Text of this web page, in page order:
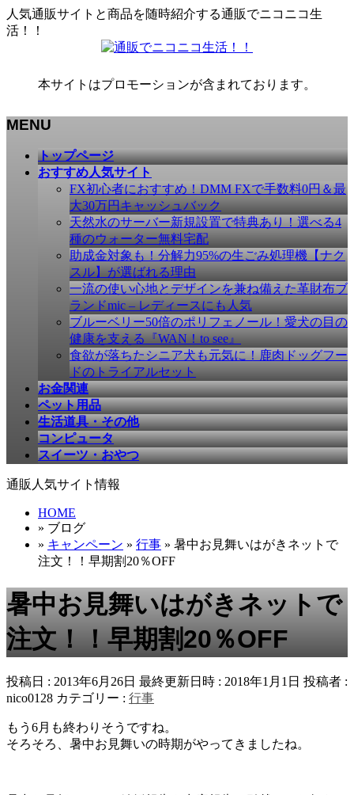
人気通販サイトと商品を随時紹介する通販でニコニコ生
活！！
本サイトはプロモーションが含まれております。
MENU
トップページ
おすすめ人気サイト
FX初心者におすすめ！DMM FXで手数料0円＆最
大30万円キャッシュバック
天然水のサーバー新規設置で特典あり！選べる4
種のウォーター無料宅配
助成金対象も！分解力95%の生ごみ処理機【ナク
スル】が選ばれる理由
一流の使い心地とデザインを兼ね備えた革財布ブ
ランドmic – レディースにも人気
ブルーベリー50倍のポリフェノール！愛犬の目の
健康を支える『WAN！to see』
食欲が落ちたシニア犬も元気に！鹿肉ドッグフー
ドのトライアルセット
お金関連
ペット用品
生活道具・その他
コンピュータ
スイーツ・おやつ
通販人気サイト情報
HOME
» ブログ
» キャンペーン » 行事 » 暑中お見舞いはがきネットで
注文！！早期割20％OFF
暑中お見舞いはがきネットで
注文！！早期割20％OFF
投稿日 : 2013年6月26日 最終更新日時 : 2018年1月1日 投稿者 :
nico0128 カテゴリー : 行事
もう6月も終わりそうですね。
そろそろ、暑中お見舞いの時期がやってきましたね。